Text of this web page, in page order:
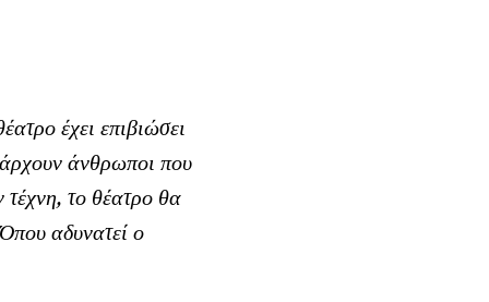
έχει επιβιώσει
άνθρωποι που
το θέατρο θα
αδυνατεί ο